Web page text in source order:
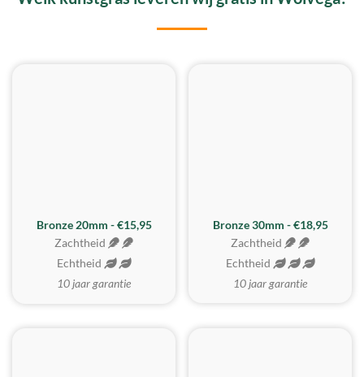
Bronze 20mm - €15,95
Zachtheid
Echtheid
10 jaar garantie
BESTE KOOP
Bronze 30mm - €18,95
Zachtheid
Echtheid
10 jaar garantie